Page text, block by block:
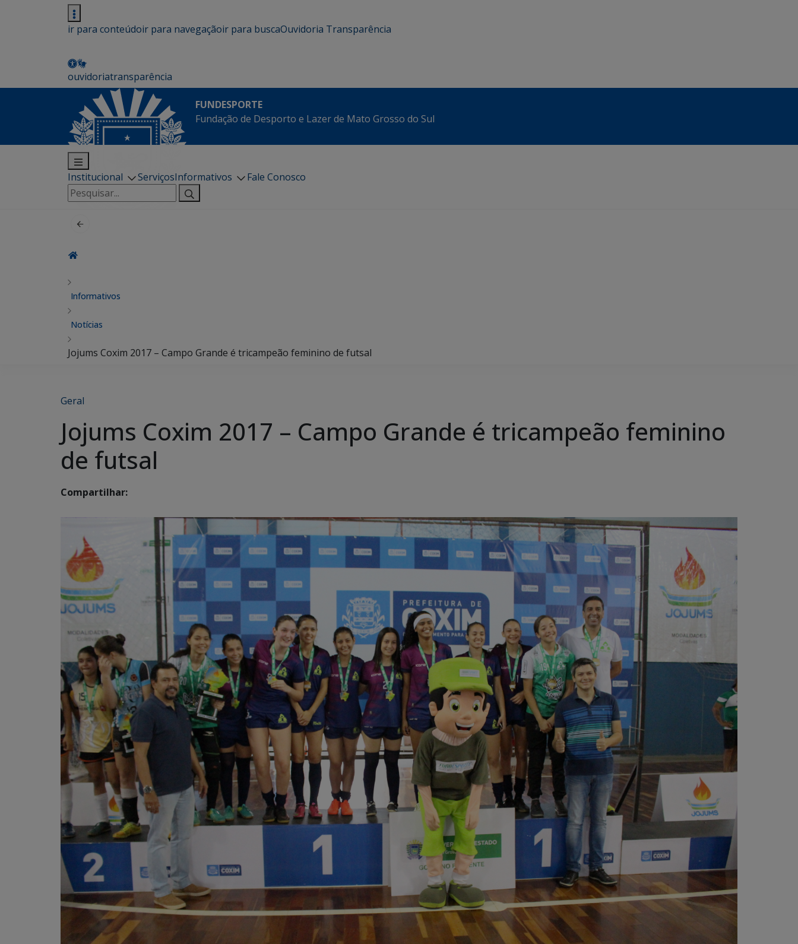
ir para conteúdoir para navegaçãoir para buscaOuvidoria Transparência
ouvidoriatransparência
FUNDESPORTE
Fundação de Desporto e Lazer de Mato Grosso do Sul
Institucional ServiçosInformativos
Fale Conosco
Pesquisar
por:
Informativos
Notícias
Jojums Coxim 2017 – Campo Grande é tricampeão feminino de futsal
Geral
Jojums Coxim 2017 – Campo Grande é tricampeão feminino
de futsal
Compartilhar: